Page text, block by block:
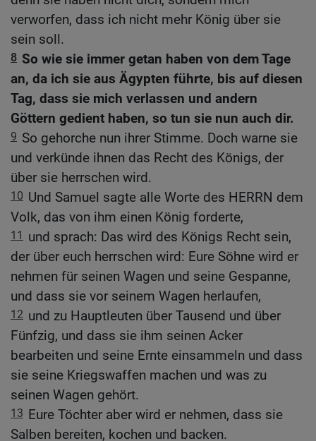
verworfen, dass ich nicht mehr König über sie
sein soll.
8 So wie sie immer getan haben von dem Tage
an, da ich sie aus Ägypten führte, bis auf diesen
Tag, dass sie mich verlassen und andern
Göttern gedient haben, so tun sie nun auch dir.
9 So gehorche nun ihrer Stimme. Doch warne sie
und verkünde ihnen das Recht des Königs, der
über sie herrschen wird.
10 Und Samuel sagte alle Worte des HERRN dem
Volk, das von ihm einen König forderte,
11
und sprach: Das wird des Königs Recht sein,
der über euch herrschen wird: Eure Söhne wird er
nehmen für seinen Wagen und seine Gespanne,
und dass sie vor seinem Wagen herlaufen,
12 und zu Hauptleuten über Tausend und über
Fünfzig, und dass sie ihm seinen Acker
bearbeiten und seine Ernte einsammeln und dass
sie seine Kriegswaffen machen und was zu
seinen Wagen gehört.
13 Eure Töchter aber wird er nehmen, dass sie
Salben bereiten, kochen und backen.